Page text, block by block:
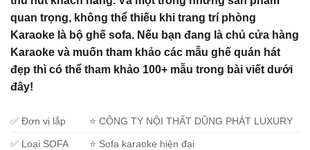
quan trọng, không thể thiếu khi trang trí phòng
Karaoke là bộ ghế sofa. Nếu bạn đang là chủ cửa hàng
Karaoke và muốn tham khảo các mẫu ghế quán hát
đẹp thì có thể tham khảo 100+ mẫu trong bài viết dưới
đây!
✅ Đơn vị lắp ⭐ CÔNG TY NỘI THẤT DŨNG PHÁT LUXURY
✅ Loại SOFA ⭐ Sofa karaoke hiện đại